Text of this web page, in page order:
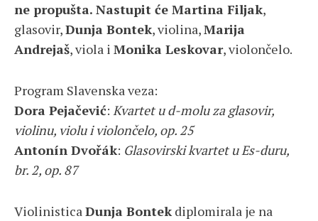
ne propušta. Nastupit će Martina Filjak,
glasovir,Dunja Bontek, violina,Marija
Andrejaš, viola i Monika Leskovar, violončelo.
Program Slavenska veza:
Dora Pejačević: Kvartet u d-molu za glasovir,
violinu, violu i violončelo, op. 25
Antonín Dvořák: Glasovirski kvartet u Es-duru,
br. 2, op. 87
ViolinisticaDunja Bontekdiplomirala je na